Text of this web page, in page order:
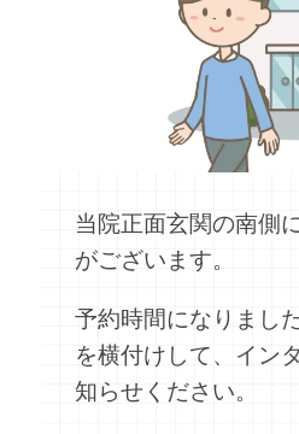
当院正面玄関の南側
がございます。
予約時間になりまし
を横付けして、イン
知らせください。